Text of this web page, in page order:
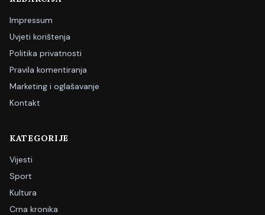
Impressum
Uvjeti korištenja
Politika privatnosti
Pravila komentiranja
Marketing i oglašavanje
Kontakt
KATEGORIJE
Vijesti
Sport
Kultura
Crna kronika